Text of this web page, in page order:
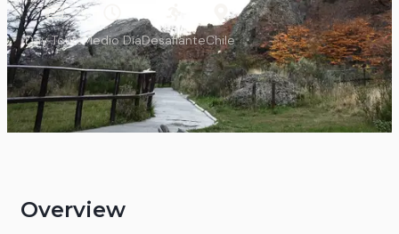
Day ToursMedio DíaDesafianteChile
Overview